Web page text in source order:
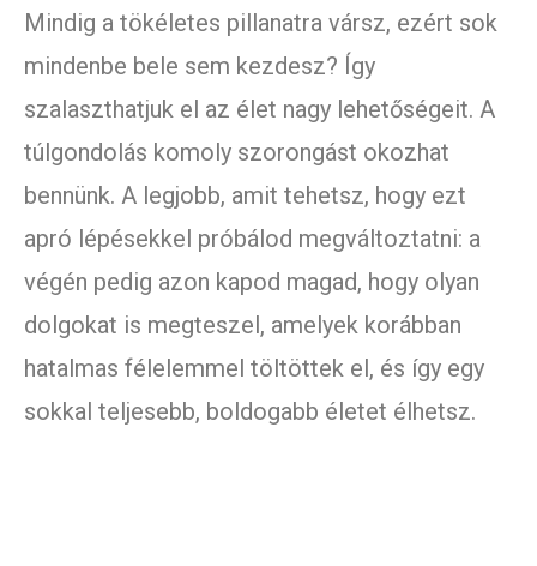
Mindig a tökéletes pillanatra vársz, ezért sok
mindenbe bele sem kezdesz? Így
szalaszthatjuk el az élet nagy lehetőségeit. A
túlgondolás komoly szorongást okozhat
bennünk. A legjobb, amit tehetsz, hogy ezt
apró lépésekkel próbálod megváltoztatni: a
végén pedig azon kapod magad, hogy olyan
dolgokat is megteszel, amelyek korábban
hatalmas félelemmel töltöttek el, és így egy
sokkal teljesebb, boldogabb életet élhetsz.